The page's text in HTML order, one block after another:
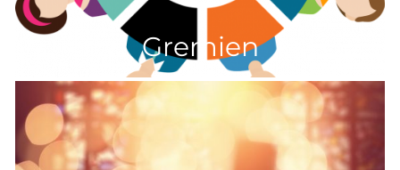
Gremien